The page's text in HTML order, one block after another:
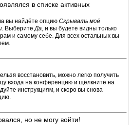
в списке активных
вы найдёте опцию Скрывать моё
. ВыберитеДа, и вы будете видны только
и самому себе. Для всех остальных вы
восстановить, можно легко получить
входа на конференцию и щёлкните на
инструкциям, и скоро вы снова
но не могу войти!